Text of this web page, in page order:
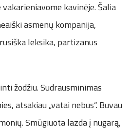
kavinėje. Šalia
asmenų kompanija,
leksika, partizanus
žodžiu. Sudrausminimas
atsakiau „vatai nebus“. Buvau
Smūgiuota lazda į nugarą,